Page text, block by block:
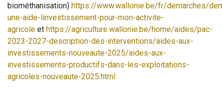
biométhanisation) https://www.wallonie.be/fr/demarches/
une-aide-linvestissement-pour-mon-activite-
agricole et https://agriculture.wallonie.be/home/aides/pac-
2023-2027-description-des-interventions/aides-aux-
investissements-nouveaute-2025/aides-aux-
investissements-productifs-dans-les-exploitations-
agricoles-nouveaute-2025.html